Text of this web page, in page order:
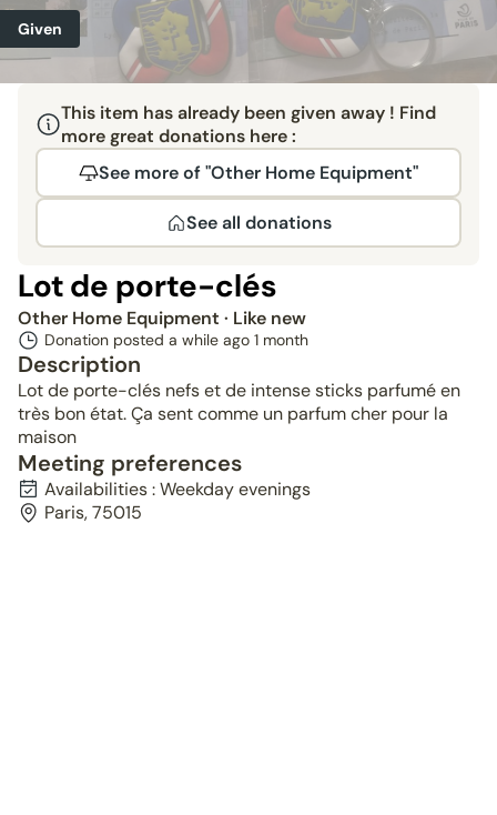
Given
This item has already been given away ! Find
more great donations here :
See more of "Other Home Equipment"
See all donations
Lot de porte-clés
Other Home Equipment · Like new
Donation posted a while ago 1 month
Description
Lot de porte-clés nefs et de intense sticks parfumé en
très bon état. Ça sent comme un parfum cher pour la
maison
Meeting preferences
Availabilities : Weekday evenings
Paris, 75015